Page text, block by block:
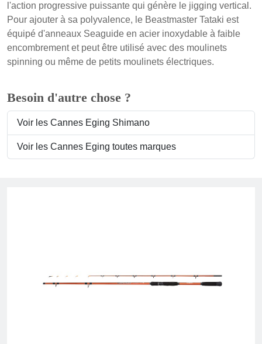
l'action progressive puissante qui génère le jigging vertical.
Pour ajouter à sa polyvalence, le Beastmaster Tataki est
équipé d'anneaux Seaguide en acier inoxydable à faible
encombrement et peut être utilisé avec des moulinets
spinning ou même de petits moulinets électriques.
Besoin d'autre chose ?
Voir les Cannes Eging Shimano
Voir les Cannes Eging toutes marques